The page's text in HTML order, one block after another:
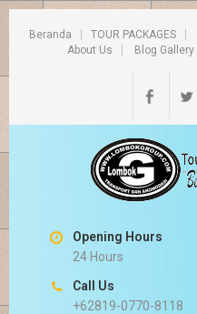
Beranda TOUR PACKAGES
About Us
Blog Gallery
Opening Hours
24 Hours
Call Us
+62819-0770-8118